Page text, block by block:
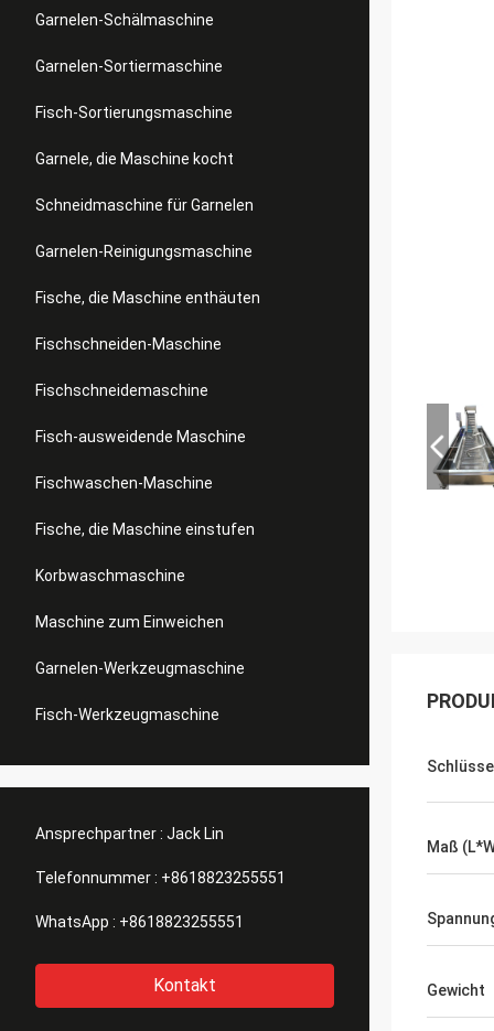
Garnelen-Schälmaschine
Garnelen-Sortiermaschine
Fisch-Sortierungsmaschine
Garnele, die Maschine kocht
Schneidmaschine für Garnelen
Garnelen-Reinigungsmaschine
Fische, die Maschine enthäuten
Fischschneiden-Maschine
Fischschneidemaschine
Fisch-ausweidende Maschine
Fischwaschen-Maschine
Fische, die Maschine einstufen
Korbwaschmaschine
Maschine zum Einweichen
Garnelen-Werkzeugmaschine
Fisch-Werkzeugmaschine
Ansprechpartner : Jack Lin
Telefonnummer : +8618823255551
WhatsApp : +8618823255551
Kontakt
Maß
Gewicht